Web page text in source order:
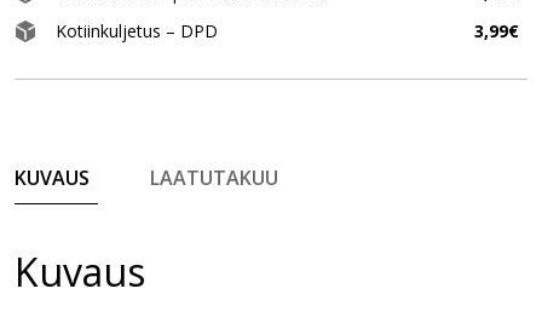
Kotiinkuljetus – DPD
3,99€
KUVAUS LAATUTAKUU
Kuvaus